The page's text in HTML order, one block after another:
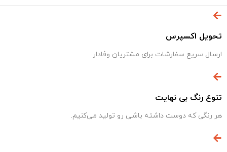
تحویل اکسپرس
ارسال سریع سفارشات برای مشتریان وفادار
تنوع رنگ بی نهایت
هر رنگی که دوست داشته باشی رو تولید می‌کنیم.